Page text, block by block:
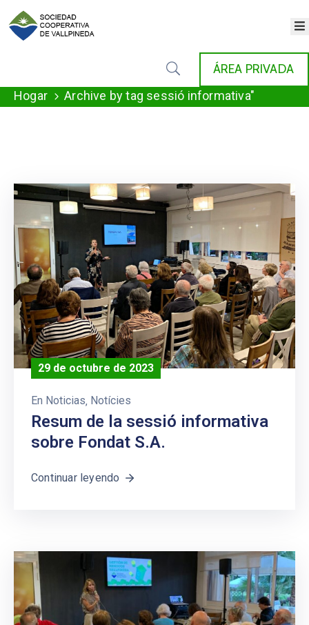
×
SERVICIOS
CONTACTO
ÁREA PRIVADA
Hogar Archive by tag sessió informativa"
29 de octubre de 2023
En Noticias‚ Notícies
Resum de la sessió informativa
sobre Fondat S.A.
Continuar leyendo